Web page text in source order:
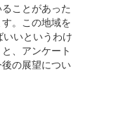
ことがあった
。この地域を
いというわけ
、アンケート
の展望につい